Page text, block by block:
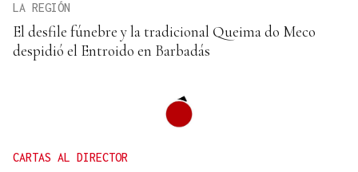
LA REGIÓN
El desfile fúnebre y la tradicional Queima do Meco
despidió el Entroido en Barbadás
CARTAS AL DIRECTOR